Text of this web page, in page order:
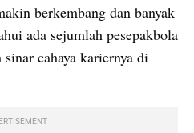
berkembang dan banyak
ada sejumlah pesepakbola
cahaya kariernya di